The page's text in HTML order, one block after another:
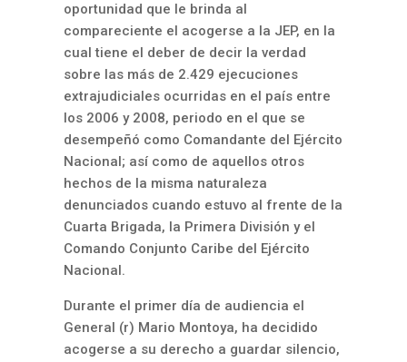
oportunidad que le brinda al
compareciente el acogerse a la JEP, en la
cual tiene el deber de decir la verdad
sobre las más de 2.429 ejecuciones
extrajudiciales ocurridas en el país entre
los 2006 y 2008, periodo en el que se
desempeñó como Comandante del Ejército
Nacional; así como de aquellos otros
hechos de la misma naturaleza
denunciados cuando estuvo al frente de la
Cuarta Brigada, la Primera División y el
Comando Conjunto Caribe del Ejército
Nacional.
Durante el primer día de audiencia el
General (r) Mario Montoya, ha decidido
acogerse a su derecho a guardar silencio,